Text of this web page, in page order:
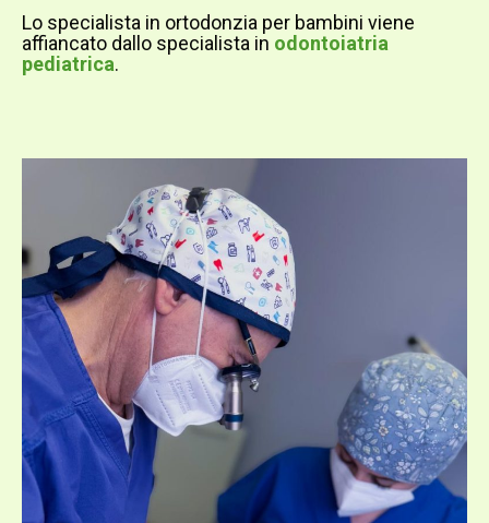
Lo specialista in ortodonzia per bambini viene
affiancato dallo specialista in odontoiatria
pediatrica.